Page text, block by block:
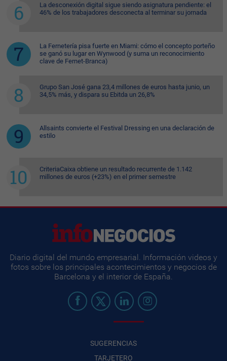
La desconexión digital sigue siendo asignatura pendiente: el
46% de los trabajadores desconecta al terminar su jornada
La Fernetería pisa fuerte en Miami: cómo el concepto porteño
se ganó su lugar en Wynwood (y suma un reconocimiento
clave de Fernet-Branca)
Grupo San José gana 23,4 millones de euros hasta junio, un
34,5% más, y dispara su Ebitda un 26,8%
Allsaints convierte el Festival Dressing en una declaración de
estilo
CriteriaCaixa obtiene un resultado recurrente de 1.142
millones de euros (+23%) en el primer semestre
Diario digital del mundo empresarial. Información videos y
fotos sobre los principales acontecimientos y negocios de
Barcelona y el interior de España.
SUGERENCIAS
TARJETERO